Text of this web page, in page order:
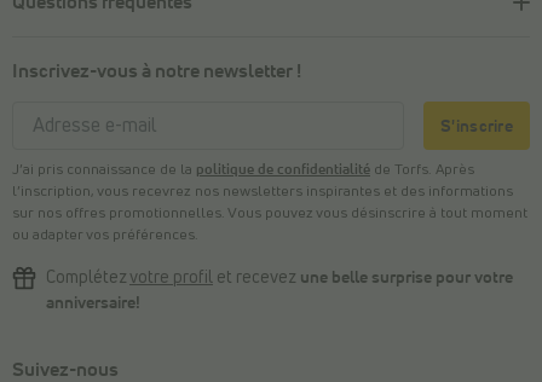
Inscrivez-vous à notre newsletter !
S'inscrire
J’ai pris connaissance de la politique de confidentialité de Torfs. Après
l’inscription, vous recevrez nos newsletters inspirantes et des informations
sur nos offres promotionnelles. Vous pouvez vous désinscrire à tout moment
ou adapter vos préférences.
Complétez votre profil et recevez une belle surprise pour votre
anniversaire!
Suivez-nous